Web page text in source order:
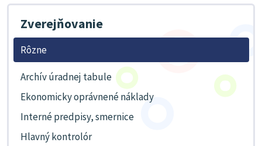
Zverejňovanie
Rôzne
Archív úradnej tabule
Ekonomicky oprávnené náklady
Interné predpisy, smernice
Hlavný kontrolór